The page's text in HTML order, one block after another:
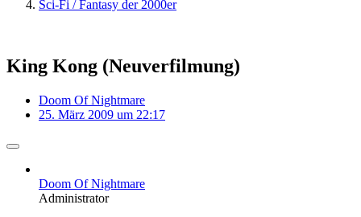
Sci-Fi / Fantasy der 2000er
King Kong (Neuverfilmung)
Doom Of Nightmare
25. März 2009 um 22:17
Doom Of Nightmare
Administrator